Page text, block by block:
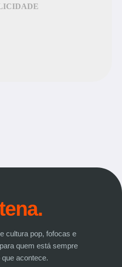
cultura pop, fofocas e
quem está sempre
que acontece.